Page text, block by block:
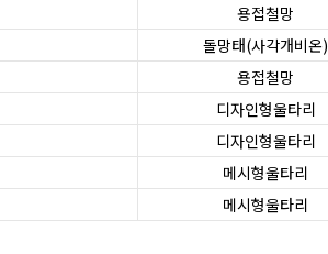
용접철망
돌망태(사각개비온)
용접철망
디자인형울타리
디자인형울타리
메시형울타리
메시형울타리